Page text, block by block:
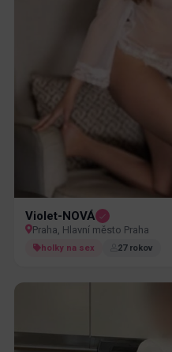
Violet-NOVÁ
Praha, Hlavní město Praha
holky na sex 27 rokov